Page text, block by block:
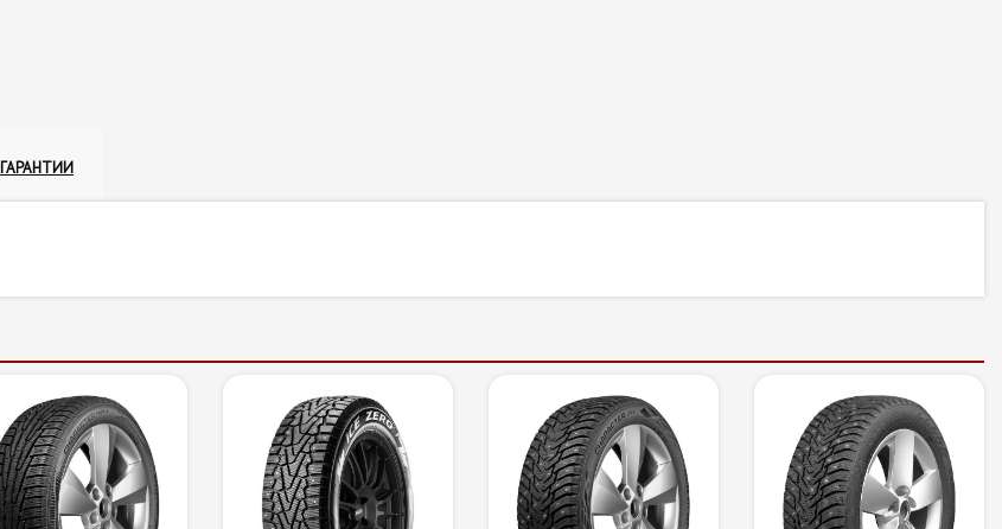
ГАРАНТИИ